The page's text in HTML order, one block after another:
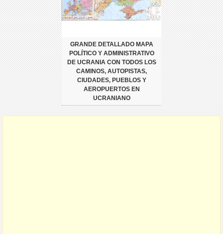
GRANDE DETALLADO MAPA
POLÍTICO Y ADMINISTRATIVO
DE UCRANIA CON TODOS LOS
CAMINOS, AUTOPISTAS,
CIUDADES, PUEBLOS Y
AEROPUERTOS EN
UCRANIANO